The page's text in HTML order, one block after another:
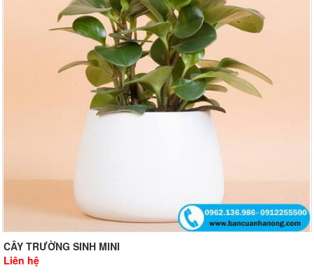
CÂY TRƯỜNG SINH MINI
Liên hệ